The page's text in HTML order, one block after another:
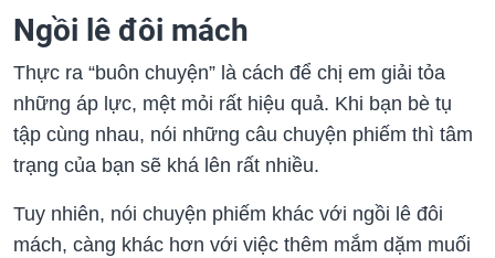
Ngồi lê đôi mách
Thực ra “buôn chuyện” là cách để chị em giải tỏa
những áp lực, mệt mỏi rất hiệu quả. Khi bạn bè tụ
tập cùng nhau, nói những câu chuyện phiếm thì tâm
trạng của bạn sẽ khá lên rất nhiều.
Tuy nhiên, nói chuyện phiếm khác với ngồi lê đôi
mách, càng khác hơn với việc thêm mắm dặm muối